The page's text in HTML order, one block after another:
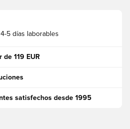
4-5 días laborables
de 119 EUR
satisfechos desde 1995